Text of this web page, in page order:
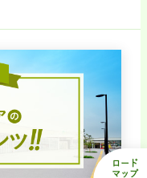
ロード
マップ